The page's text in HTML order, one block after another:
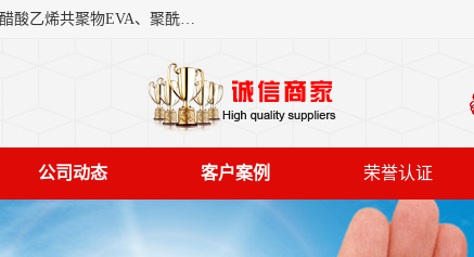
东莞市恒屹国际贸易有限公司（简称：恒屹国际）是一家石化原料综合营销服务商，主营产品乙烯-醋酸乙烯共聚物EVA、聚酰胺PA（尼龙）、醚酯型热塑弹性体TPEE等，公司秉承以市场为导向的战略思想，致力于大宗石化原料在中国市场的营销服务业务，为客户提供一站式的全面服务。
公司动态 客户案例 荣誉认证